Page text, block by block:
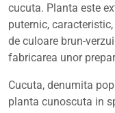
cucuta. Planta este
puternic,
de culoare brun-
fabricarea unor
Cucuta, denumita
planta cunoscuta in